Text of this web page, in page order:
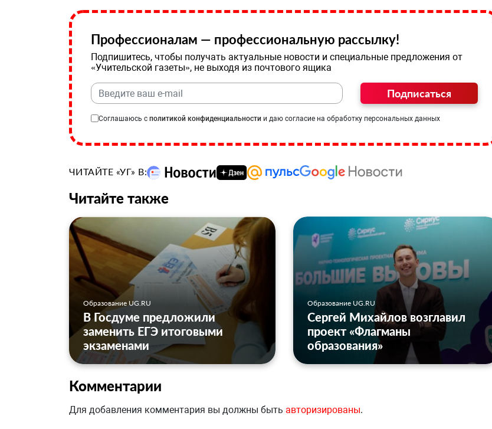
Профессионалам — профессиональную рассылку!
Подпишитесь, чтобы получать актуальные новости и специальные предложения от
«Учительской газеты», не выходя из почтового ящика
Подписаться
Соглашаюсь с политикой конфиденциальности и даю согласие на обработку персональных данных
ЧИТАЙТЕ «УГ» В:
Читайте также
Образование UG.RU
В Госдуме предложили
заменить ЕГЭ итоговыми
экзаменами
Образование UG.RU
Сергей Михайлов возглавил
проект «Флагманы
образования»
Комментарии
Для добавления комментария вы должны быть авторизированы.